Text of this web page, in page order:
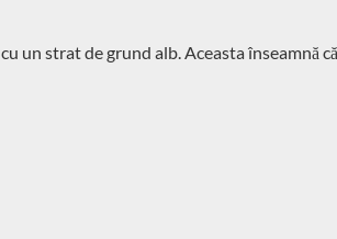
un strat de grund alb. Aceasta înseamnă